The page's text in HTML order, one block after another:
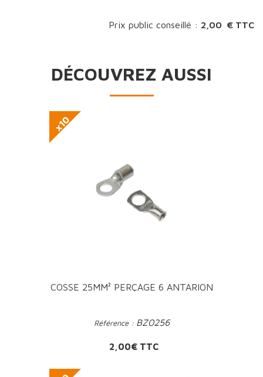
Prix public conseillé : 2,00 € TTC
DÉCOUVREZ AUSSI
COSSE 25MM² PERÇAGE 6 ANTARION
Référence : BZ0256
Prix
2,00€ TTC
x10